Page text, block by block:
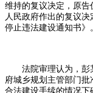
维持的复议决定，原
人民政府作出的复议
停止违法建设通知书》
法院审理认为，彭
府城乡规划主管部门
合法建设手续的情况